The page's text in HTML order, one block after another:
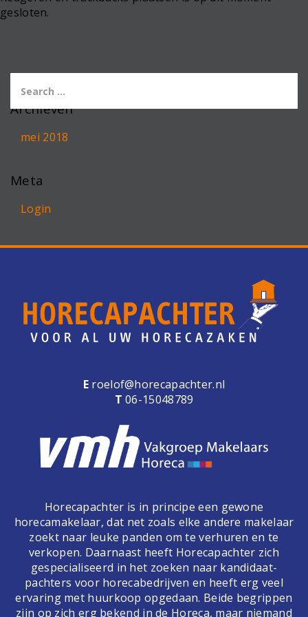
gesloten.
Archieven
mei 2018
Meta
Login
E roelof@horecapachter.nl
T 06-15048789
Horecapachter is in principe een gewone
horecamakelaar, dat net zoals elke andere makelaar
zoekt naar leuke panden om te verhuren en te
verkopen. Daarnaast heeft Horecapachter zich
gespecialiseerd in het zoeken naar kandidaat-
pachters voor horecabedrijven en heeft erg veel
ervaring met huurkoop opgedaan. Beide begrippen
zijn op zich erg bekend in de Horeca, maar niemand